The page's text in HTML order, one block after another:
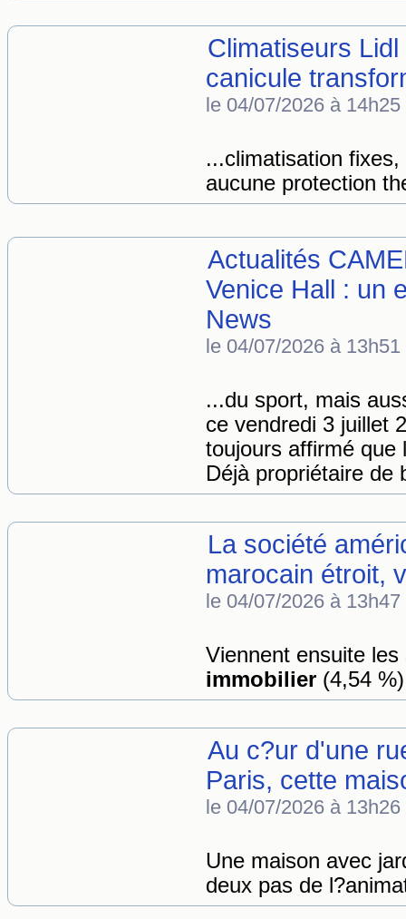
Climatiseurs
canicule
le 04/07/2026 à 14h25
...climatisation
aucune protection
Actualités
Venice Hall : un
News
le 04/07/2026 à 13h51
...du sport, mais
ce vendredi 3 juillet
toujours affirmé que
Déjà propriétaire de
La société
marocain étroit,
le 04/07/2026 à 13h47
Viennent ensuite
immobilier (4,54
Au c?ur d'une
Paris, cette
le 04/07/2026 à 13h26
Une maison avec
deux pas de